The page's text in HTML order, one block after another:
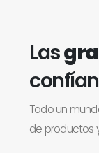
Las
Todo un
de productos